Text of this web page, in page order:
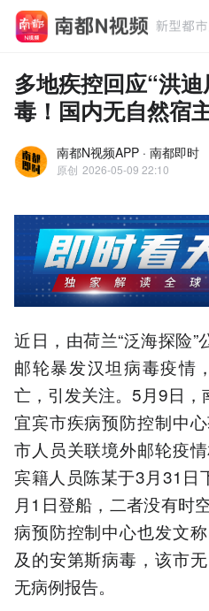
多地疾控回应“洪
毒！国内无自然宿
南都N视频APP · 南都即时
原创 2026-05-09 22:10
近日，由荷兰“泛海探险”
邮轮暴发汉坦病毒疫情
亡，引发关注。5月9日
宜宾市疾病预防控制中
市人员关联境外邮轮疫
宾籍人员陈某于3月31日
月1日登船，二者没有时
病预防控制中心也发文
及的安第斯病毒，该市
无病例报告。